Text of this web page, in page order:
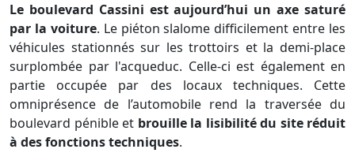
Le boulevard Cassini est aujourd’hui un axe saturé
par la voiture. Le piéton slalome difficilement entre les
véhicules stationnés sur les trottoirs et la demi-place
surplombée par l'acqueduc. Celle-ci est également en
partie occupée par des locaux techniques. Cette
omniprésence de l’automobile rend la traversée du
boulevard pénible et brouille la lisibilité du site réduit
à des fonctions techniques.